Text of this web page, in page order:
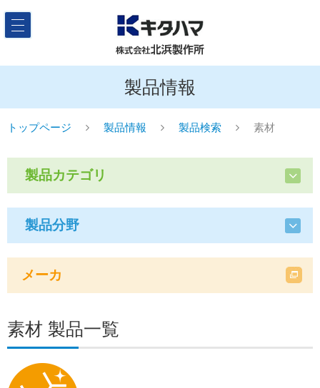
製品情報
トップページ 製品情報 製品検索 素材
製品カテゴリ
製品分野
メーカ
素材 製品一覧